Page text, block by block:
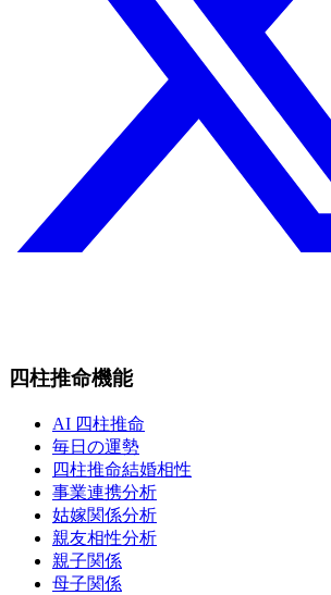
四柱推命機能
AI 四柱推命
毎日の運勢
四柱推命結婚相性
事業連携分析
姑嫁関係分析
親友相性分析
親子関係
母子関係